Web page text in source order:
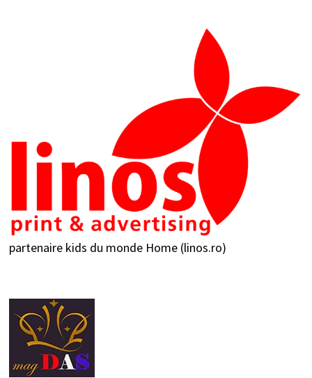
partenaire kids du monde Home (linos.ro)